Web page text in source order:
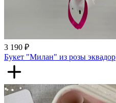
3 190 ₽
Букет "Милан" из розы эквадор